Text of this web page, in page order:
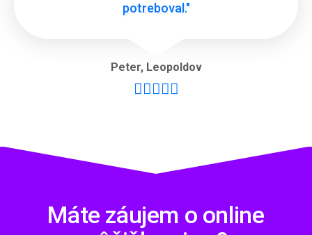
potreboval."
Peter, Leopoldov

Máte záujem o online